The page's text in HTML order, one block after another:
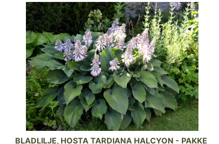
BLADLILJE, HOSTA TARDIANA HALCYON - PAKKE